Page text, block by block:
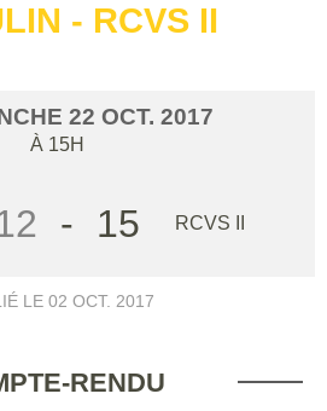
- RCVS II
22 OCT. 2017
À 15H
- 15 RCVS II
LE 02 OCT. 2017
RENDU